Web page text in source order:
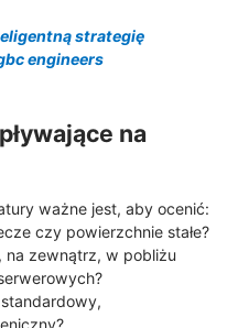
strategię
engineers
na
ważne jest, aby ocenić:
czy powierzchnie stałe?
na zewnątrz, w pobliżu